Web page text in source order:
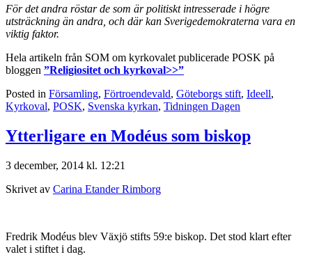
För det andra röstar de som är politiskt intresserade i högre
utsträckning än andra, och där kan Sverigedemokraterna vara en
viktig faktor.
Hela artikeln från SOM om kyrkovalet publicerade POSK på
bloggen ”Religiositet och kyrkoval>>”
Posted in Församling, Förtroendevald, Göteborgs stift, Ideell,
Kyrkoval, POSK, Svenska kyrkan, Tidningen Dagen
Ytterligare en Modéus som biskop
3 december, 2014 kl. 12:21
Skrivet av Carina Etander Rimborg
Fredrik Modéus blev Växjö stifts 59:e biskop. Det stod klart efter
valet i stiftet i dag.